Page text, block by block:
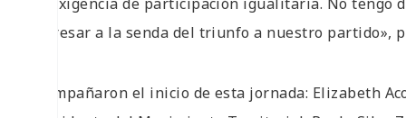
regresar a la senda del triunfo a nuestro partido»,
Acompañaron el inicio de esta jornada: Elizabeth